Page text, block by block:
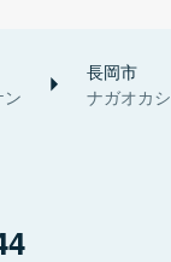
長岡市
ナガオカシ